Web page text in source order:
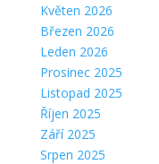
Květen 2026
Březen 2026
Leden 2026
Prosinec 2025
Listopad 2025
Říjen 2025
Září 2025
Srpen 2025